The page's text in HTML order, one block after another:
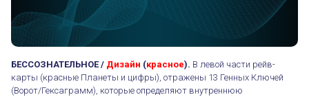
БЕССОЗНАТЕЛЬНОЕ / Дизайн (красное). В левой части рейв-
карты (красные Планеты и цифры), отражены 13 Генных Ключей
(Ворот/Гексаграмм), которые определяют внутреннюю